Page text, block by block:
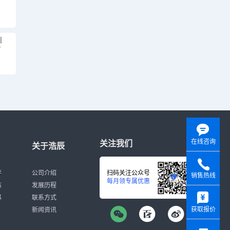
关于浩辰
公司介绍
发展历程
联系方式
新闻资讯
关注我们
扫码关注公众号
每月领专属优惠
在线咨询
销售热线
获取报价